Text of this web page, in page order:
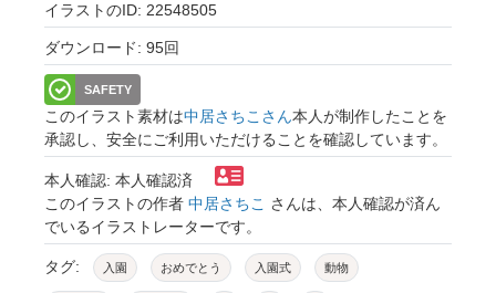
イラストのID: 22548505
ダウンロード: 95回
SAFETY
このイラスト素材は中居さちこさん本人が制作したことを
承認し、安全にご利用いただけることを確認しています。
本人確認: 本人確認済
このイラストの作者 中居さちこ さんは、本人確認が済ん
でいるイラストレーターです。
タグ: 入園 おめでとう 入園式 動物